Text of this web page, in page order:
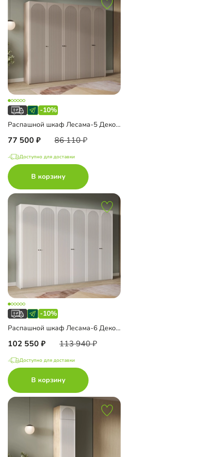
-10%
Распашной шкаф Лесама-5 Декор 1
77 500 86 110
Доступно для доставки
В корзину
-10%
Распашной шкаф Лесама-6 Декор 1
102 550 113 940
Доступно для доставки
В корзину